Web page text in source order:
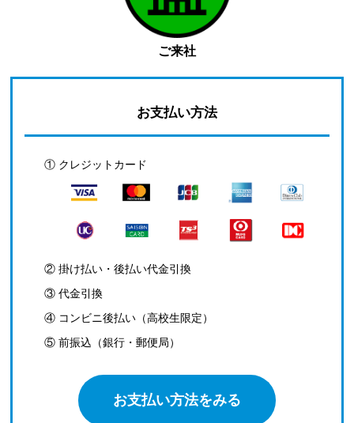
ご来社
お支払い方法
① クレジットカード
② 掛け払い・後払い代金引換
③ 代金引換
④ コンビニ後払い（高校生限定）
⑤ 前振込（銀行・郵便局）
お支払い方法をみる